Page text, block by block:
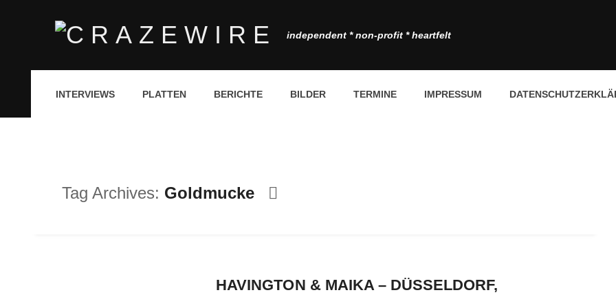
independent * non-profit * heartfelt
INTERVIEWS PLATTEN BERICHTE BILDER TERMINE IMPRESSUM
Tag Archives: Goldmucke
HAVINGTON & MAIKA – DÜSSELDORF,